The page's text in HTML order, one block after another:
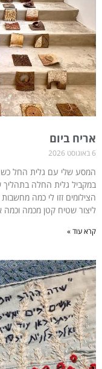
אריח ביום
6 באוגוסט 2026
המסע שלי עם גלית החל
במקביל גלית החלה בתהליך
הצילומים זזו לי כמה
ליצור שטיח קטן מכמה וכמה
קרא עוד »